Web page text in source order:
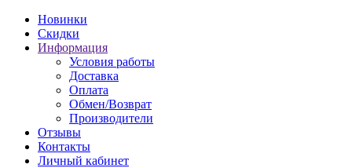
Новинки
Скидки
Информация
Условия работы
Доставка
Оплата
Обмен/Возврат
Производители
Отзывы
Контакты
Личный кабинет